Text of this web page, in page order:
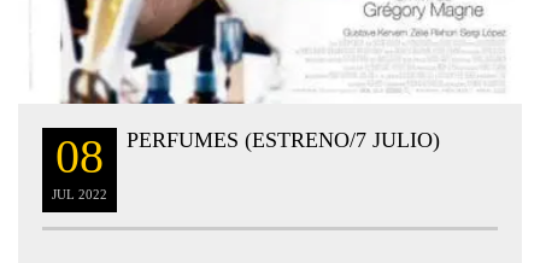
08
JUL 2022
PERFUMES (ESTRENO/7 JULIO)